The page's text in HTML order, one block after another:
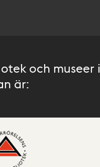
och museer i
är: